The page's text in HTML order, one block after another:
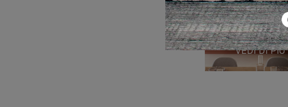
VEDI DI PIÙ
01